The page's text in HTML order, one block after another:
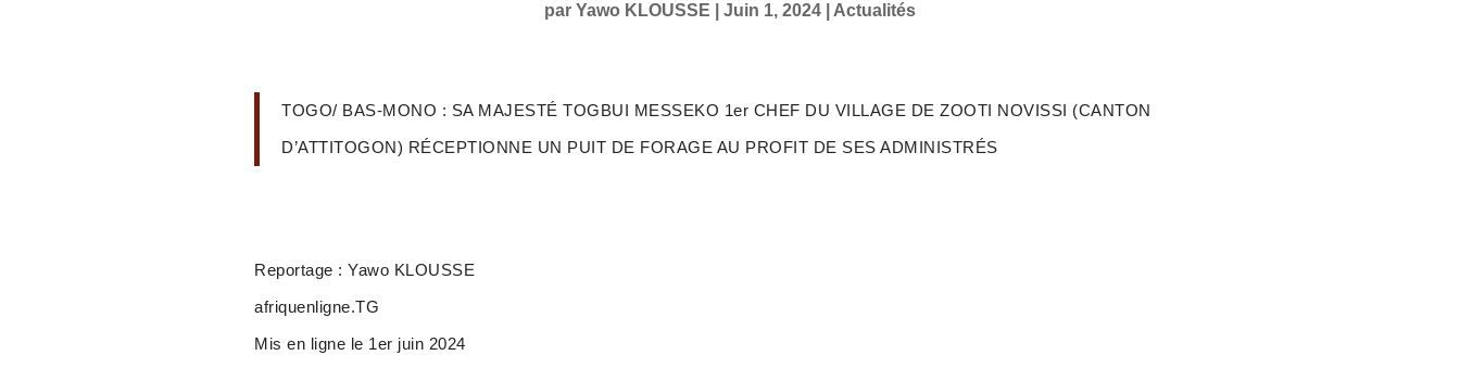
par Yawo KLOUSSE Juin 1, 2024 Actualités
TOGO/ BAS-MONO : SA MAJESTÉ TOGBUI MESSEKO 1er CHEF DU VILLAGE DE ZOOTI NOVISSI (CANTON
D’ATTITOGON) RÉCEPTIONNE UN PUIT DE FORAGE AU PROFIT DE SES ADMINISTRÉS
Reportage : Yawo KLOUSSE
afriquenligne.TG
Mis en ligne le 1er juin 2024